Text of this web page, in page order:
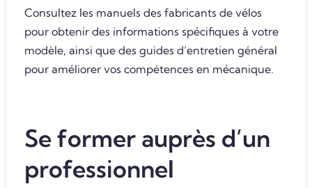
Consultez les manuels des fabricants de vélos
pour obtenir des informations spécifiques à votre
modèle, ainsi que des guides d’entretien général
pour améliorer vos compétences en mécanique.
Se former auprès d’un
professionnel